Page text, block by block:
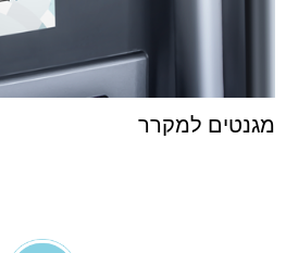
מגנטים למקרר